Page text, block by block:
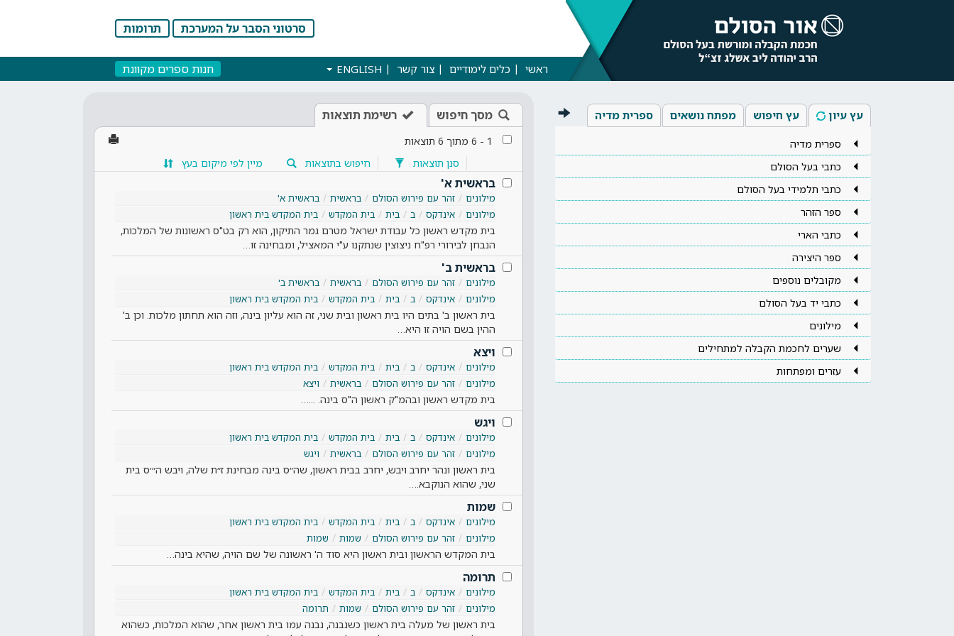
סרטוני הסבר על המערכת תרומות
ראשי כלים לימודיים צור קשר ENGLISH חנות ספרים מקוונת
עץ עיון עץ חיפוש מפתח נושאים ספרית מדיה
ספרית מדיה
כתבי בעל הסולם
כתבי תלמידי בעל הסולם
ספר הזהר
כתבי הארי
ספר היצירה
מקובלים נוספים
כתבי יד בעל הסולם
מילונים
שערים לחכמת הקבלה למתחילים
עזרים ומפתחות
מסך חיפוש רשימת תוצאות
1
-
6 מתוך 6 תוצאות
סנן תוצאות
חיפוש בתוצאות מיין לפי מיקום בעץ
בראשית א'
מילונים זהר עם פירוש הסולם בראשית
בראשית א'
מילונים
אינדקס ב בית בית המקדש בית המקדש בית ראשון
בית מקדש ראשון כל עבודת ישראל מטרם גמר התיקון, הוא רק בט"ס ראשונות של המלכות,
הנבחן לבירורי רפ"ח ניצוצין שנתקנו ע"י המאציל, ומבחינה זו…
בראשית ב'
מילונים זהר עם פירוש הסולם בראשית
בראשית ב'
מילונים
אינדקס ב בית בית המקדש בית המקדש בית ראשון
בית ראשון ב' בתים היו בית ראשון ובית שני, זה הוא עליון בינה, וזה הוא תחתון מלכות. וכן ב'
ההין בשם הויה זו היא…
ויצא
מילונים אינדקס ב בית בית המקדש
בית המקדש בית ראשון
מילונים
זהר עם פירוש הסולם בראשית ויצא
בית מקדש ראשון ובהמ"ק ראשון ה"ס בינה. ...…
ויגש
מילונים אינדקס ב בית בית המקדש
בית המקדש בית ראשון
מילונים
זהר עם פירוש הסולם בראשית ויגש
בית ראשון ונהר יחרב ויבש, יחרב בבית ראשון, שה״ס בינה מבחינת ז״ת שלה, ויבש ה״׳ס בית
שני, שהוא הנוקבא.…
שמות
מילונים אינדקס ב בית בית המקדש
בית המקדש בית ראשון
מילונים
זהר עם פירוש הסולם שמות שמות
בית המקדש הראשון ובית ראשון היא סוד ה' ראשונה של שם הויה, שהיא בינה…
תרומה
מילונים אינדקס ב בית בית המקדש
בית המקדש בית ראשון
מילונים
זהר עם פירוש הסולם שמות תרומה
בית ראשון של מעלה בית ראשון כשנבנה, נבנה עמו בית ראשון אחר, שהוא המלכות, כשהוא